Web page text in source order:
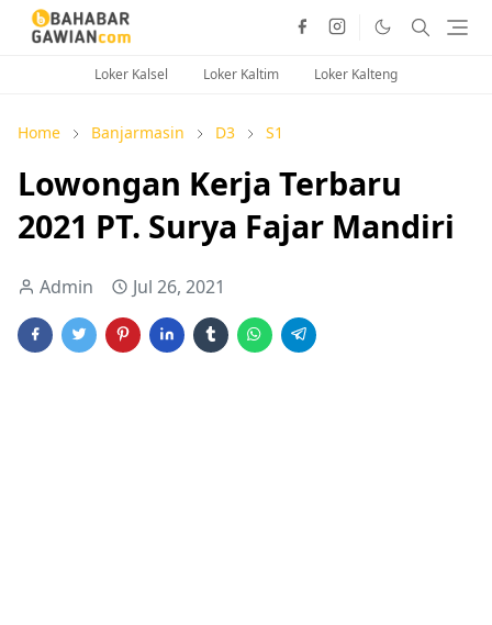
Loker Kalsel Loker Kaltim Loker Kalteng
Home Banjarmasin D3 S1
Lowongan Kerja Terbaru
2021 PT. Surya Fajar Mandiri
Admin Jul 26, 2021